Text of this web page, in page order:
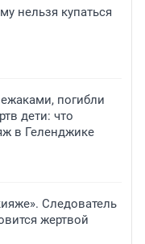
нельзя купаться
погибли
дети: что
в Геленджике
Следователь
жертвой